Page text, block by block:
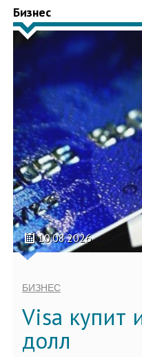
Бизнес
10.08.2026
БИЗНЕС
Visa купит
долл